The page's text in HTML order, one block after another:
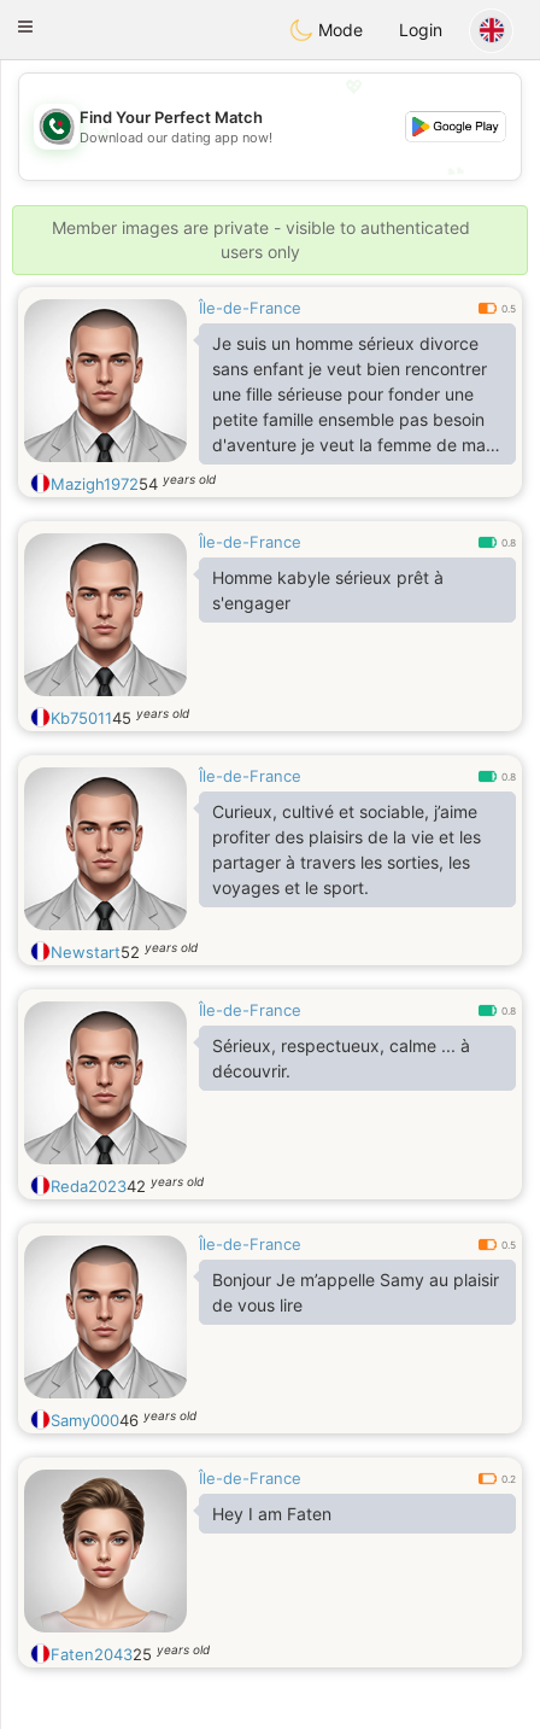
Weshrak
Toggle
Mode Login
💖
💕
Find Your Perfect Match
Download our dating app now!
Member images are private - visible to authenticated
users only
Île-de-France 0.5
Je suis un homme sérieux divorce
sans enfant je veut bien rencontrer
une fille sérieuse pour fonder une
petite famille ensemble pas besoin
d'aventure je veut la femme de ma
vie autre chose j'ai pas besoin j'ai
tous qu'il me faut il me reste juste
je suis d'origine kabyle et je veut
rencontrer une femme sérieuse
merci
Mazigh197254 years old
Île-de-France 0.8
Homme kabyle sérieux prêt à
s'engager
Kb7501145 years old
Île-de-France 0.8
Curieux, cultivé et sociable, j’aime
profiter des plaisirs de la vie et les
partager à travers les sorties, les
voyages et le sport.
Newstart52 years old
Île-de-France 0.8
Sérieux, respectueux, calme ... à
découvrir.
Reda202342 years old
Île-de-France 0.5
Bonjour Je m’appelle Samy au plaisir
de vous lire
Samy00046 years old
Île-de-France 0.2
Hey I am Faten
Faten204325 years old